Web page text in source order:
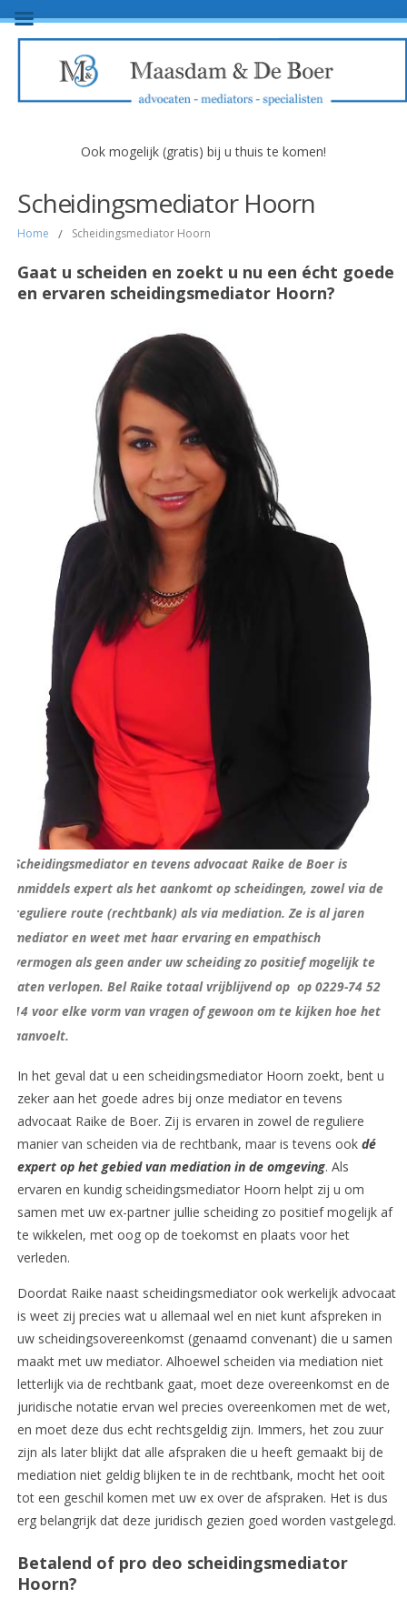
Ook mogelijk (gratis) bij u thuis te komen!
Scheidingsmediator Hoorn
Home / Scheidingsmediator Hoorn
Gaat u scheiden en zoekt u nu een écht goede
en ervaren scheidingsmediator Hoorn?
Scheidingsmediator en tevens advocaat Raike de Boer is
inmiddels expert als het aankomt op scheidingen, zowel via de
reguliere route (rechtbank) als via mediation. Ze is al jaren
mediator en weet met haar ervaring en empathisch
vermogen als geen ander uw scheiding zo positief mogelijk te
laten verlopen. Bel Raike totaal vrijblijvend op op 0229-74 52
14 voor elke vorm van vragen of gewoon om te kijken hoe het
aanvoelt.
In het geval dat u een scheidingsmediator Hoorn zoekt, bent u
zeker aan het goede adres bij onze mediator en tevens
advocaat Raike de Boer. Zij is ervaren in zowel de reguliere
manier van scheiden via de rechtbank, maar is tevens ook dé
expert op het gebied van mediation in de omgeving. Als
ervaren en kundig scheidingsmediator Hoorn helpt zij u om
samen met uw ex-partner jullie scheiding zo positief mogelijk af
te wikkelen, met oog op de toekomst en plaats voor het
verleden.
Doordat Raike naast scheidingsmediator ook werkelijk advocaat
is weet zij precies wat u allemaal wel en niet kunt afspreken in
uw scheidingsovereenkomst (genaamd convenant) die u samen
maakt met uw mediator. Alhoewel scheiden via mediation niet
letterlijk via de rechtbank gaat, moet deze overeenkomst en de
juridische notatie ervan wel precies overeenkomen met de wet,
en moet deze dus echt rechtsgeldig zijn. Immers, het zou zuur
zijn als later blijkt dat alle afspraken die u heeft gemaakt bij de
mediation niet geldig blijken te in de rechtbank, mocht het ooit
tot een geschil komen met uw ex over de afspraken. Het is dus
erg belangrijk dat deze juridisch gezien goed worden vastgelegd.
Betalend of pro deo scheidingsmediator
Hoorn?